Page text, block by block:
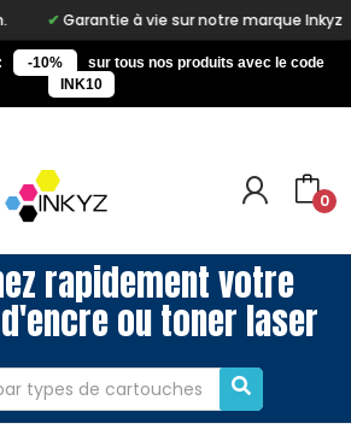
à vie sur notre marque Inkyz
-10%
sur tous nos produits avec le code
INK10
0
rapidement votre
ou toner laser